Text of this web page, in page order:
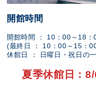
開館時間
開館時間 ： 10：00～18：
(最終日 ： 10：00～15：
休館日 ： 日曜日・祝日の
夏季休館日：